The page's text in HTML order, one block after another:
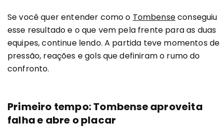
Se você quer entender como o Tombenseconseguiu
esse resultado e o que vem pela frente para as duas
equipes, continue lendo. A partida teve momentos de
pressão, reações e gols que definiram o rumo do
confronto.
Primeiro tempo: Tombense aproveita
falha e abre o placar